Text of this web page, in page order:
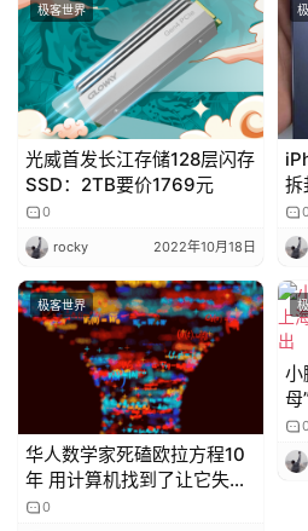
极客世界
光威首发长江存储128层闪存
SSD：2TB要价1769元
0
rocky 2022年10月18日
拆
屏0
极客世界
华人数学家死磕欧拉方程10
年 用计算机找到了让它失效
的“奇点”
0
小
母
视0